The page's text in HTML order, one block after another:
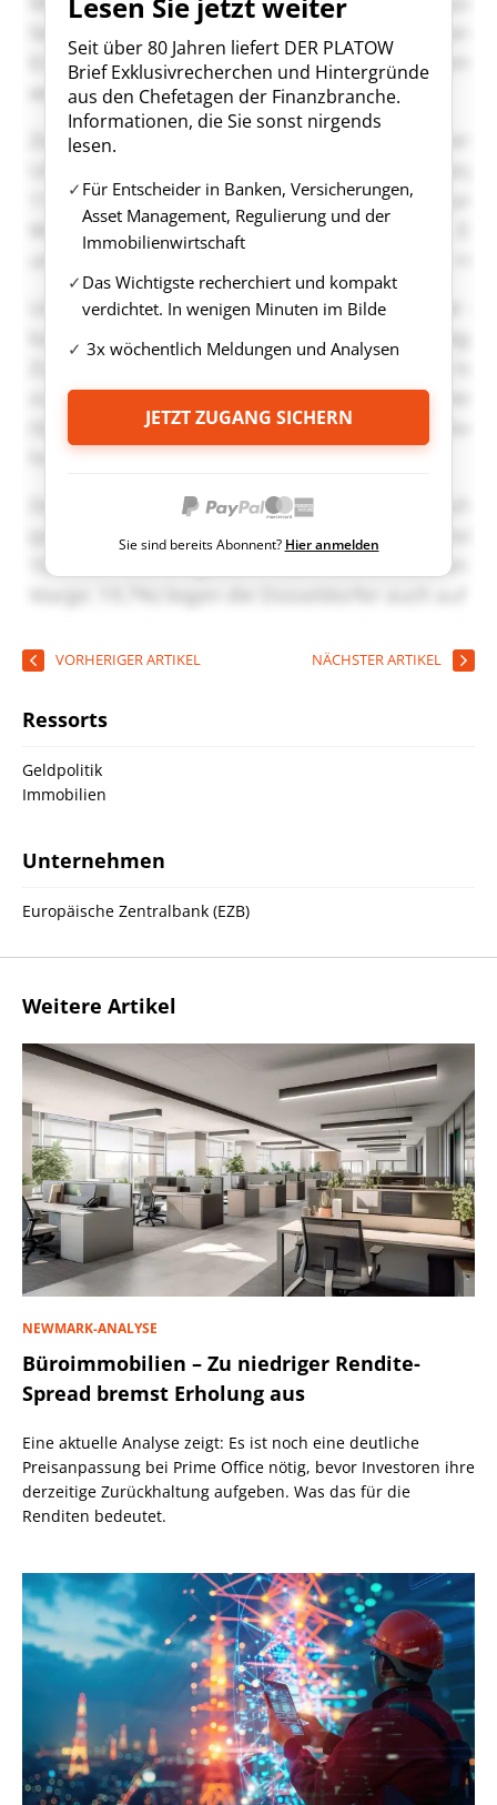
Seit über 80 Jahren liefert DER PLATOW
Brief Exklusivrecherchen und Hintergründe
aus den Chefetagen der Finanzbranche.
Informationen, die Sie sonst nirgends
lesen.
Für Entscheider in Banken, Versicherungen,
Asset Management, Regulierung und der
Immobilienwirtschaft
Das Wichtigste recherchiert und kompakt
verdichtet. In wenigen Minuten im Bilde
3x wöchentlich Meldungen und Analysen
JETZT ZUGANG SICHERN
Sie sind bereits Abonnent? Hier anmelden
VORHERIGER ARTIKEL NÄCHSTER ARTIKEL
Ressorts
Geldpolitik
Immobilien
Unternehmen
Europäische Zentralbank (EZB)
Weitere Artikel
NEWMARK-ANALYSE
Büroimmobilien – Zu niedriger Rendite-
Spread bremst Erholung aus
Eine aktuelle Analyse zeigt: Es ist noch eine deutliche
Preisanpassung bei Prime Office nötig, bevor Investoren ihre
derzeitige Zurückhaltung aufgeben. Was das für die
Renditen bedeutet.